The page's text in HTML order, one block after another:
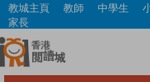
Skip
main
content
教城主頁 教師 中學生
家長